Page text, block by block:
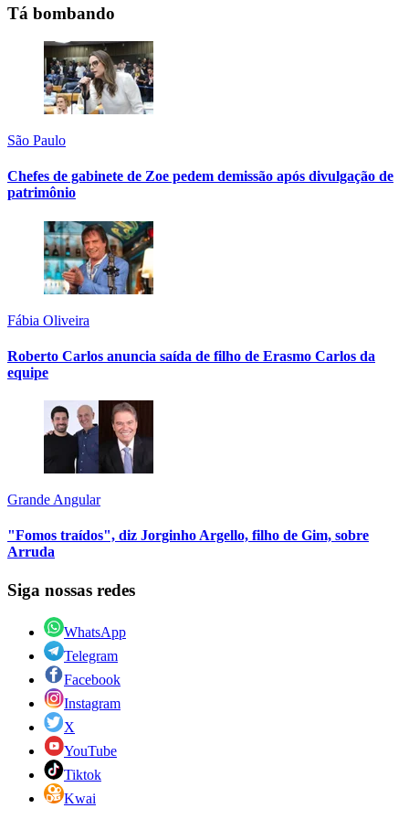
Tá bombando
São Paulo
Chefes de gabinete de Zoe pedem demissão após divulgação de
patrimônio
Fábia Oliveira
Roberto Carlos anuncia saída de filho de Erasmo Carlos da
equipe
Grande Angular
"Fomos traídos", diz Jorginho Argello, filho de Gim, sobre
Arruda
Siga nossas redes
WhatsApp
Telegram
Facebook
Instagram
X
YouTube
Tiktok
Kwai